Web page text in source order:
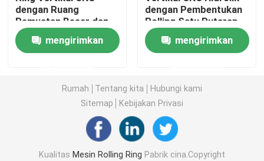
Mesin Rolling Ring Vertikal
Mesin Rolling Ring Horisontal
Pengepres Sekrup Tempa
dengan Ruang
Pemuatan Besar dan
Kompatibilitas Lengan
Robot untuk Produksi
Otomatis
mengirimkan
dengan Pembentukan
Rolling Satu Putaran
dan Operasi Tanpa
Pengemudi untuk
Cincin Presisi
mengirimkan
Rumah Tentang kita
Hubungi kami
Sitemap
Kebijakan Privasi
Kualitas Mesin Rolling Ring Pabrik cina.Copyright